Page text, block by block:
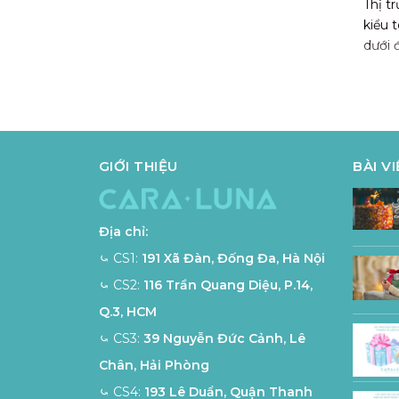
Thị
kiểu
dưới
GIỚI THIỆU
Địa chỉ:
⤿ CS1: 191 Xã Đàn, Đống Đa, Hà Nội
⤿ CS2: 116 Trần Quang Diệu, P.14,
Q.3, HCM
⤿ CS3: 39 Nguyễn Đức Cảnh, Lê
Chân, Hải Phòng
⤿ CS4: 193 Lê Duẩn, Quận Thanh
BÀI